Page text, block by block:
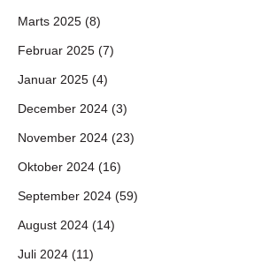
Marts 2025 (8)
Februar 2025 (7)
Januar 2025 (4)
December 2024 (3)
November 2024 (23)
Oktober 2024 (16)
September 2024 (59)
August 2024 (14)
Juli 2024 (11)